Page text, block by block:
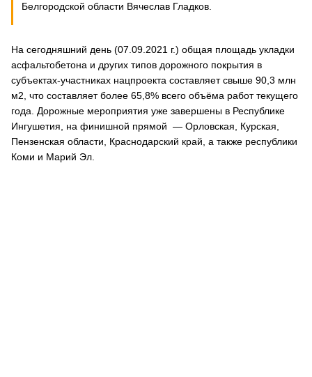
Белгородской области Вячеслав Гладков.
На сегодняшний день (07.09.2021 г.) общая площадь укладки
асфальтобетона и других типов дорожного покрытия в
субъектах-участниках нацпроекта составляет свыше 90,3 млн
м2, что составляет более 65,8% всего объёма работ текущего
года. Дорожные мероприятия уже завершены в Республике
Ингушетия, на финишной прямой — Орловская, Курская,
Пензенская области, Краснодарский край, а также республики
Коми и Марий Эл.